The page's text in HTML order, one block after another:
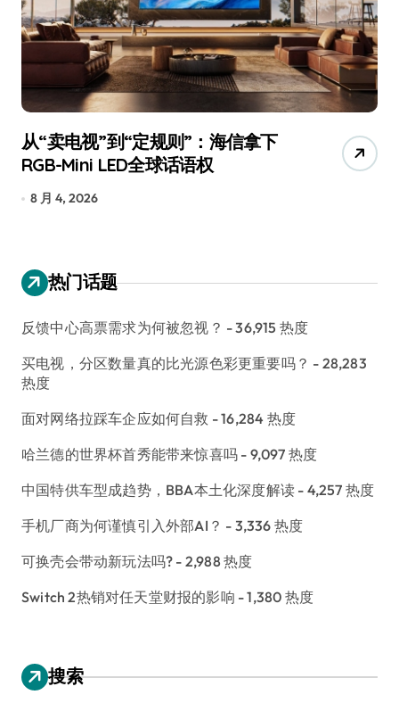
从“卖电视”到“定规则”：海信拿下
RGB-Mini LED全球话语权
8 月 4, 2026
热门话题
反馈中心高票需求为何被忽视？ - 36,915 热度
买电视，分区数量真的比光源色彩更重要吗？ - 28,283
热度
面对网络拉踩车企应如何自救 - 16,284 热度
哈兰德的世界杯首秀能带来惊喜吗 - 9,097 热度
中国特供车型成趋势，BBA本土化深度解读 - 4,257 热度
手机厂商为何谨慎引入外部AI？ - 3,336 热度
可换壳会带动新玩法吗? - 2,988 热度
Switch 2热销对任天堂财报的影响 - 1,380 热度
搜索